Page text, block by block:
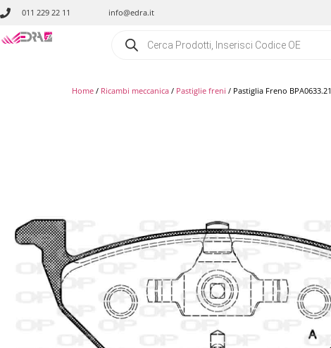
011 229 22 11 info@edra.it
Home / Ricambi meccanica / Pastiglie freni / Pastiglia Freno BPA0633.21